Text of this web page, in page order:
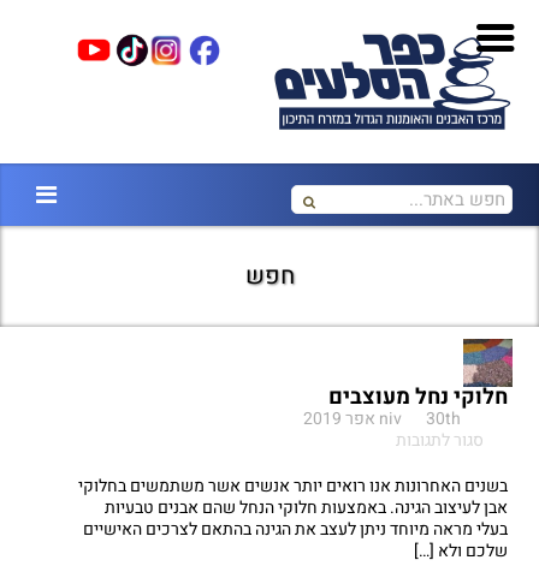
חפש
חלוקי נחל מעוצבים
niv
30th אפר 2019
סגור לתגובות
נחל
מעוצבים
בשנים האחרונות אנו רואים יותר אנשים אשר משתמשים בחלוקי
אבן לעיצוב הגינה. באמצעות חלוקי הנחל שהם אבנים טבעיות
בעלי מראה מיוחד ניתן לעצב את הגינה בהתאם לצרכים האישיים
שלכם ולא […]